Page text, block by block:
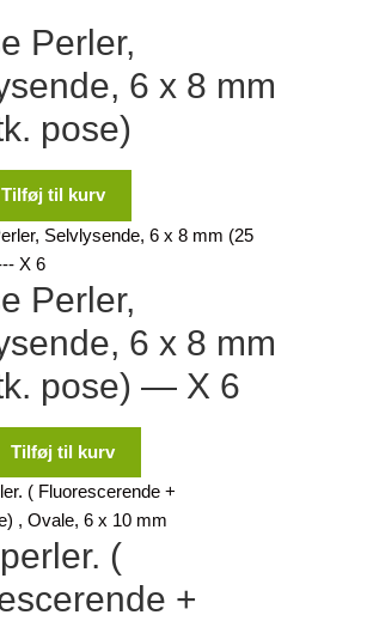
Perler,
6 x 8 mm
pose)
Tilføj til kurv
Perler,
6 x 8 mm
pose) — X 6
Tilføj til kurv
(
+